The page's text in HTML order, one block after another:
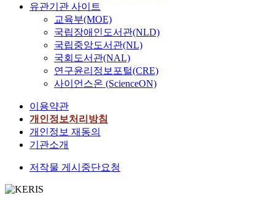
유관기관 사이트
교육부(MOE)
국립장애인도서관(NLD)
국립중앙도서관(NL)
국회도서관(NAL)
연구윤리정보포털(CRE)
사이언스온 (ScienceON)
이용약관
개인정보처리방침
개인정보 재동의
기관소개
저작물 게시중단요청